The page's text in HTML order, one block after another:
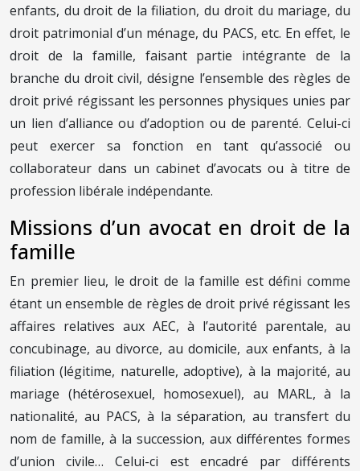
enfants, du droit de la filiation, du droit du mariage, du
droit patrimonial d’un ménage, du PACS, etc. En effet, le
droit de la famille, faisant partie intégrante de la
branche du droit civil, désigne l’ensemble des règles de
droit privé régissant les personnes physiques unies par
un lien d’alliance ou d’adoption ou de parenté. Celui-ci
peut exercer sa fonction en tant qu’associé ou
collaborateur dans un cabinet d’avocats ou à titre de
profession libérale indépendante.
Missions d’un avocat en droit de la
famille
En premier lieu, le droit de la famille est défini comme
étant un ensemble de règles de droit privé régissant les
affaires relatives aux AEC, à l’autorité parentale, au
concubinage, au divorce, au domicile, aux enfants, à la
filiation (légitime, naturelle, adoptive), à la majorité, au
mariage (hétérosexuel, homosexuel), au MARL, à la
nationalité, au PACS, à la séparation, au transfert du
nom de famille, à la succession, aux différentes formes
d’union civile… Celui-ci est encadré par différents